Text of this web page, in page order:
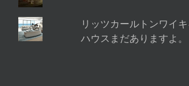
リッツカールトンワイ
ハウスまだありますよ。